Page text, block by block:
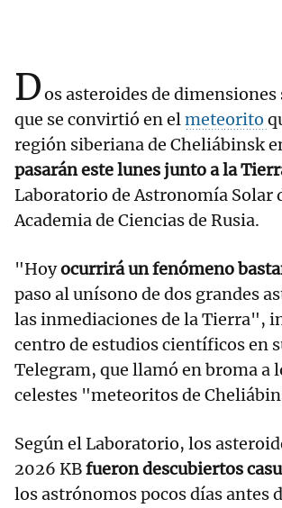
Dos asteroides de
que se convirtió en elmeteorito
región siberiana de Cheliábinsk
pasarán este lunes junto a la
Laboratorio de Astronomía Solar
Academia de Ciencias de Rusia.
"Hoyocurrirá un fenómeno
paso al unísono de dos grandes
las inmediaciones de la Tierra",
centro de estudios científicos en
Telegram, que llamó en broma a
celestes "meteoritos de
Según el Laboratorio, los
2026 KBfueron descubiertos
los astrónomos pocos días antes